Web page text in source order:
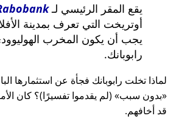
يقع المقر الرئيسي لـ
أوتريخت التي تعرف بمدينة
يجب أن يكون المخرب
رابوبانك.
لماذا تخلت رابوبانك فجأة عن استثمارها البالغ 45,000
بدون سبب
(لم يقدموا تفسيرًا)؟ كان
قد أخافهم.